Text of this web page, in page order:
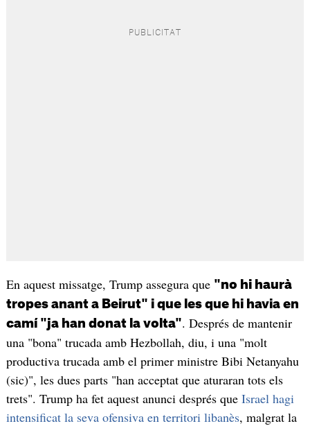
En aquest missatge, Trump assegura que "no hi haurà
tropes anant a Beirut" i que les que hi havia en
camí "ja han donat la volta". Després de mantenir
una "bona" trucada amb Hezbollah, diu, i una "molt
productiva trucada amb el primer ministre Bibi Netanyahu
(sic)", les dues parts "han acceptat que aturaran tots els
trets". Trump ha fet aquest anunci després que Israel hagi
intensificat la seva ofensiva en territori libanès, malgrat la